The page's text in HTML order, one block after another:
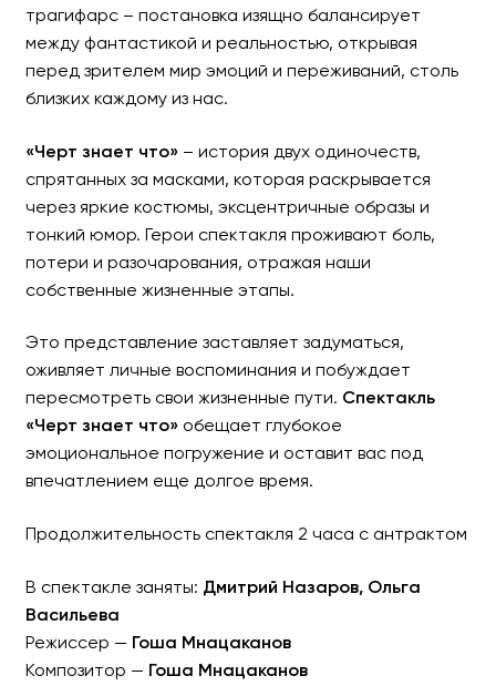
трагифарс – постановка изящно балансирует
между фантастикой и реальностью, открывая
перед зрителем мир эмоций и переживаний, столь
близких каждому из нас.
«Черт знает что»– история двух одиночеств,
спрятанных за масками, которая раскрывается
через яркие костюмы, эксцентричные образы и
тонкий юмор. Герои спектакля проживают боль,
потери и разочарования, отражая наши
собственные жизненные этапы.
Это представление заставляет задуматься,
оживляет личные воспоминания и побуждает
пересмотреть свои жизненные пути. Спектакль
«Черт знает что»обещает глубокое
эмоциональное погружение и оставит вас под
впечатлением еще долгое время.
Продолжительность спектакля 2 часа с антрактом
В спектакле заняты: Дмитрий Назаров, Ольга
Васильева
Режиссер — Гоша Мнацаканов
Композитор — Гоша Мнацаканов